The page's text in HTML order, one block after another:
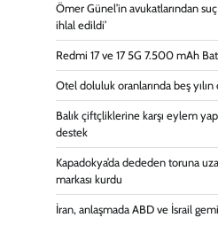
Ömer Günel’in avukatlarından
ihlal edildi’
Redmi 17 ve 17 5G 7.500 mAh
Otel doluluk oranlarında beş yılın
Balık çiftçliklerine karşı eylem
destek
Kapadokya’da dededen toruna
markası kurdu
İran, anlaşmada ABD ve İsrail